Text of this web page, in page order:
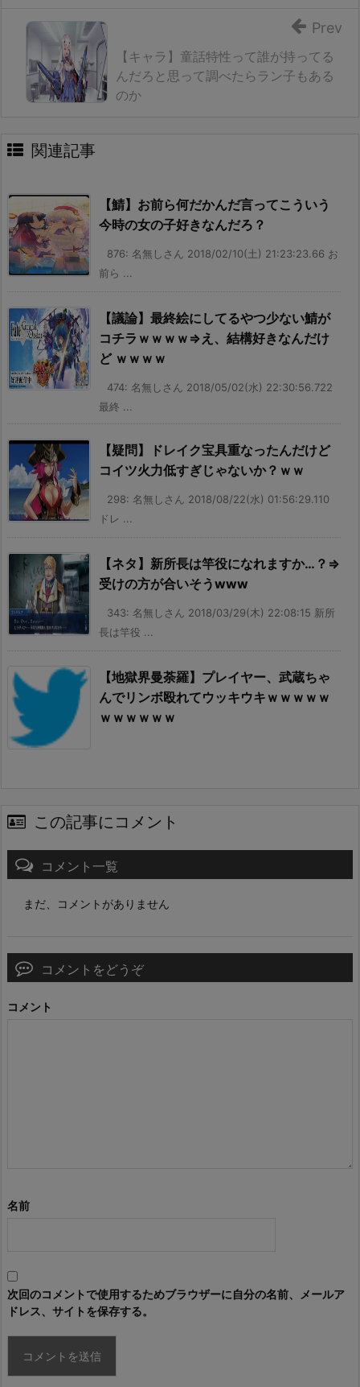
【キャラ】童話特性って誰が持ってる
んだろと思って調べたらラン子もある
のか
Prev
関連記事
【鯖】お前ら何だかんだ言ってこういう
今時の女の子好きなんだろ？
876: 名無しさん 2018/02/10(土) 21:23:23.66 お
前ら ...
【議論】最終絵にしてるやつ少ない鯖が
コチラｗｗｗｗ⇒え、結構好きなんだけ
ど ｗｗｗｗ
474: 名無しさん 2018/05/02(水) 22:30:56.722
最終 ...
【疑問】ドレイク宝具重なったんだけど
コイツ火力低すぎじゃないか？ｗｗ
298: 名無しさん 2018/08/22(水) 01:56:29.110
ドレ ...
【ネタ】新所長は竿役になれますか…？⇒
受けの方が合いそうwww
343: 名無しさん 2018/03/29(木) 22:08:15 新所
長は竿役 ...
【地獄界曼荼羅】プレイヤー、武蔵ちゃ
んでリンボ殴れてウッキウキｗｗｗｗｗ
ｗｗｗｗｗｗ
この記事にコメント
コメント一覧
まだ、コメントがありません
コメントをどうぞ
コメント
名前
次回のコメントで使用するためブラウザーに自分の名前、メールア
ドレス、サイトを保存する。